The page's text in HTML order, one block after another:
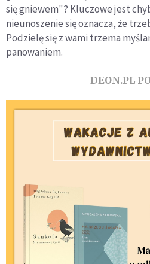
się gniewem"? Kluczowe jest
nieunoszenie się oznacza, że
Podzielę się z wami trzema
panowaniem.
DEON.PL